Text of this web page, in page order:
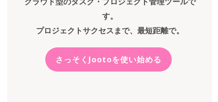
す。
プロジェクトサクセスまで、最短距離で。
さっそくJootoを使い始める